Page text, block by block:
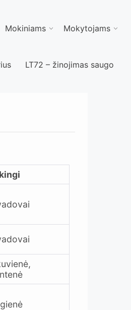
Mokiniams Mokytojams
LT72 – žinojimas saugo